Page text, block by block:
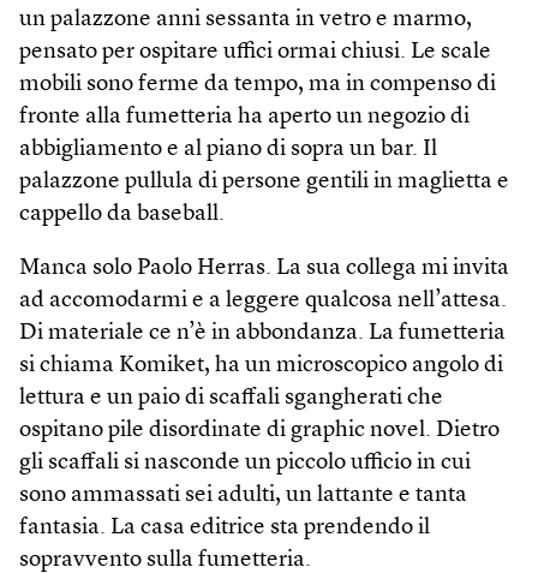
un palazzone anni sessanta in vetro e marmo,
pensato per ospitare uffici ormai chiusi. Le scale
mobili sono ferme da tempo, ma in compenso di
fronte alla fumetteria ha aperto un negozio di
abbigliamento e al piano di sopra un bar. Il
palazzone pullula di persone gentili in maglietta e
cappello da baseball.
Manca solo Paolo Herras. La sua collega mi invita
ad accomodarmi e a leggere qualcosa nell’attesa.
Di materiale ce n’è in abbondanza. La fumetteria
si chiama Komiket, ha un microscopico angolo di
lettura e un paio di scaffali sgangherati che
ospitano pile disordinate di graphic novel. Dietro
gli scaffali si nasconde un piccolo ufficio in cui
sono ammassati sei adulti, un lattante e tanta
fantasia. La casa editrice sta prendendo il
sopravvento sulla fumetteria.